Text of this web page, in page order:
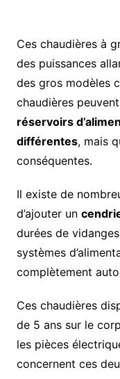
Ces chaudières à
des puissances
des gros modèles
chaudières
réservoirs
différentes, mais
conséquentes.
Il existe de
d’ajouter un
durées de
systèmes
complètement
Ces chaudières
de 5 ans sur le
les pièces
concernent ces